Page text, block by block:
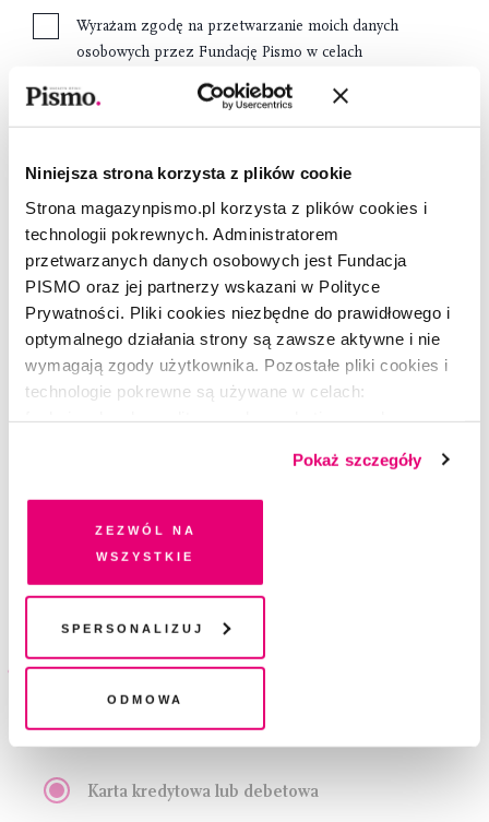
Niniejsza strona korzysta z plików cookie
Strona magazynpismo.pl korzysta z plików cookies i
technologii pokrewnych. Administratorem
przetwarzanych danych osobowych jest Fundacja
PISMO oraz jej partnerzy wskazani w Polityce
Prywatności. Pliki cookies niezbędne do prawidłowego i
optymalnego działania strony są zawsze aktywne i nie
wymagają zgody użytkownika. Pozostałe pliki cookies i
technologie pokrewne są używane w celach:
dobrowolną zgodę na pliki cookies i technologie
pokrewne, zgadzasz się na przechowywanie informacji
na Twoim urządzeniu końcowym lub dostęp do niego i
przetwarzanie danych. Zgodę na wszystkie lub niektóre
chwili wycofać lub ponowić w zakładce "Ustawienia
plików cookie". Wycofanie zgody nie wpływa na
legalność przetwarzania danych przed jej wycofaniem
Pokaż szczegóły
Zezwól na
wszystkie
Spersonalizuj
Odmowa
Wyrażam zgodę na przetwarzanie moich danych
osobowych przez Fundację Pismo w celach
Załóż konto
Dostawa
Wybierz sposób dostawy i adres do wysyłki
Sposób dostawy
Orlen Paczka
Wysyłka zagraniczna
+ 10 zł do każdego numeru (120 zł rocznie)
Metoda płatności
Karta kredytowa lub debetowa